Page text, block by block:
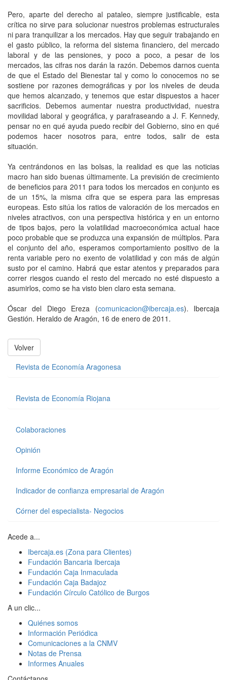
Pero, aparte del derecho al pataleo, siempre justificable, esta
crítica no sirve para solucionar nuestros problemas estructurales
ni para tranquilizar a los mercados. Hay que seguir trabajando en
el gasto público, la reforma del sistema financiero, del mercado
laboral y de las pensiones, y poco a poco, a pesar de los
mercados, las cifras nos darán la razón. Debemos darnos cuenta
de que el Estado del Bienestar tal y como lo conocemos no se
sostiene por razones demográficas y por los niveles de deuda
que hemos alcanzado, y tenemos que estar dispuestos a hacer
sacrificios. Debemos aumentar nuestra productividad, nuestra
movilidad laboral y geográfica, y parafraseando a J. F. Kennedy,
pensar no en qué ayuda puedo recibir del Gobierno, sino en qué
podemos hacer nosotros para, entre todos, salir de esta
situación.
Ya centrándonos en las bolsas, la realidad es que las noticias
macro han sido buenas últimamente. La previsión de crecimiento
de beneficios para 2011 para todos los mercados en conjunto es
de un 15%, la misma cifra que se espera para las empresas
europeas. Esto sitúa los ratios de valoración de los mercados en
niveles atractivos, con una perspectiva histórica y en un entorno
de tipos bajos, pero la volatilidad macroeconómica actual hace
poco probable que se produzca una expansión de múltiplos. Para
el conjunto del año, esperamos comportamiento positivo de la
renta variable pero no exento de volatilidad y con más de algún
susto por el camino. Habrá que estar atentos y preparados para
correr riesgos cuando el resto del mercado no esté dispuesto a
asumirlos, como se ha visto bien claro esta semana.
Óscar del Diego Ereza (comunicacion@ibercaja.es). Ibercaja
Gestión. Heraldo de Aragón, 16 de enero de 2011.
Volver
Revista de Economía Aragonesa
Revista de Economía Riojana
Colaboraciones
Opinión
Informe Económico de Aragón
Indicador de confianza empresarial de Aragón
Córner del especialista- Negocios
Acede a...
Ibercaja.es (Zona para Clientes)
Fundación Bancaria Ibercaja
Fundación Caja Inmaculada
Fundación Caja Badajoz
Fundación Círculo Católico de Burgos
A un clic...
Quiénes somos
Información Periódica
Comunicaciones a la CNMV
Notas de Prensa
Informes Anuales